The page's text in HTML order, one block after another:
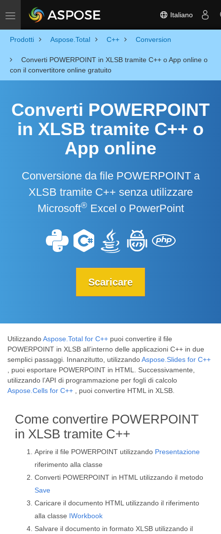
Toggle navigation Italiano
Prodotti Aspose.Total C++ Conversion
Converti POWERPOINT in XLSB tramite C++ o App online o
con il convertitore online gratuito
Converti POWERPOINT
in XLSB tramite C++ o
App online
Conversione da file POWERPOINT a
XLSB tramite C++ senza utilizzare
Microsoft®Excel o PowerPoint
Scaricare
UtilizzandoAspose.Total for C++ puoi convertire il file
POWERPOINT in XLSB all’interno delle applicazioni C++ in due
semplici passaggi. Innanzitutto, utilizzandoAspose.Slides for C++
, puoi esportare POWERPOINT in HTML. Successivamente,
utilizzando l’API di programmazione per fogli di calcolo
Aspose.Cells for C++ , puoi convertire HTML in XLSB.
Come convertire POWERPOINT
in XLSB tramite C++
Aprire il file POWERPOINT utilizzando Presentazione
riferimento alla classe
Converti POWERPOINT in HTML utilizzando il metodo
Save
Caricare il documento HTML utilizzando il riferimento
alla classe IWorkbook
Salvare il documento in formato XLSB utilizzando il